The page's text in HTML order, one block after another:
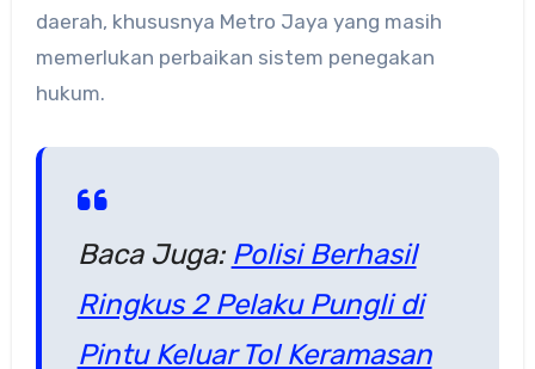
daerah, khususnya Metro Jaya yang masih
memerlukan perbaikan sistem penegakan
hukum.
Baca Juga: Polisi Berhasil
Ringkus 2 Pelaku Pungli di
Pintu Keluar Tol Keramasan